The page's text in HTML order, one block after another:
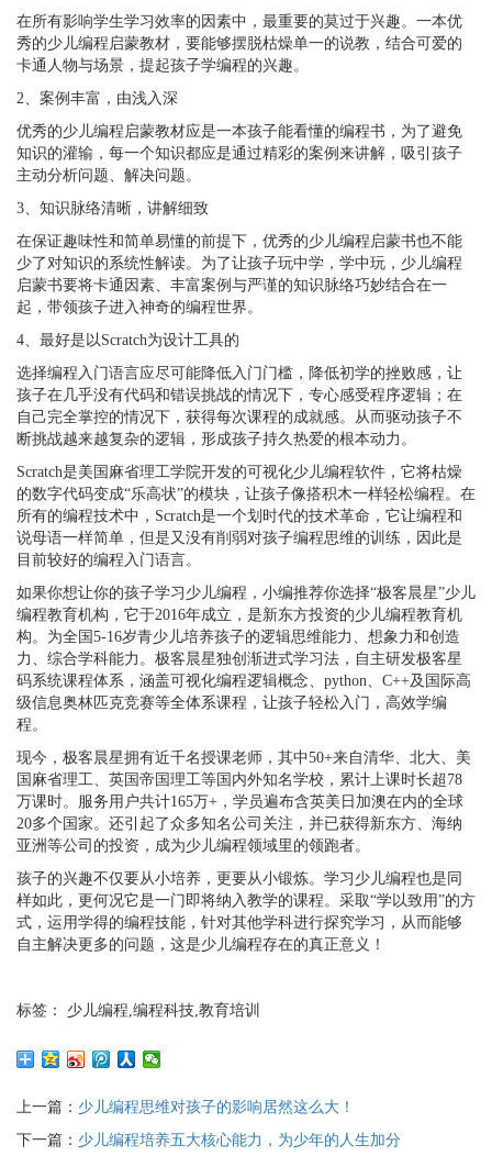
在所有影响学生学习效率的因素中，最重要的莫过于兴趣。一本优
秀的少儿编程启蒙教材，要能够摆脱枯燥单一的说教，结合可爱的
卡通人物与场景，提起孩子学编程的兴趣。
2、案例丰富，由浅入深
优秀的少儿编程启蒙教材应是一本孩子能看懂的编程书，为了避免
知识的灌输，每一个知识都应是通过精彩的案例来讲解，吸引孩子
主动分析问题、解决问题。
3、知识脉络清晰，讲解细致
在保证趣味性和简单易懂的前提下，优秀的少儿编程启蒙书也不能
少了对知识的系统性解读。为了让孩子玩中学，学中玩，少儿编程
启蒙书要将卡通因素、丰富案例与严谨的知识脉络巧妙结合在一
起，带领孩子进入神奇的编程世界。
4、最好是以Scratch为设计工具的
选择编程入门语言应尽可能降低入门门槛，降低初学的挫败感，让
孩子在几乎没有代码和错误挑战的情况下，专心感受程序逻辑；在
自己完全掌控的情况下，获得每次课程的成就感。从而驱动孩子不
断挑战越来越复杂的逻辑，形成孩子持久热爱的根本动力。
Scratch是美国麻省理工学院开发的可视化少儿编程软件，它将枯燥
的数字代码变成“乐高状”的模块，让孩子像搭积木一样轻松编程。在
所有的编程技术中，Scratch是一个划时代的技术革命，它让编程和
说母语一样简单，但是又没有削弱对孩子编程思维的训练，因此是
目前较好的编程入门语言。
如果你想让你的孩子学习少儿编程，小编推荐你选择“极客晨星”少儿
编程教育机构，它于2016年成立，是新东方投资的少儿编程教育机
构。为全国5-16岁青少儿培养孩子的逻辑思维能力、想象力和创造
力、综合学科能力。极客晨星独创渐进式学习法，自主研发极客星
码系统课程体系，涵盖可视化编程逻辑概念、python、C++及国际高
级信息奥林匹克竞赛等全体系课程，让孩子轻松入门，高效学编
程。
现今，极客晨星拥有近千名授课老师，其中50+来自清华、北大、美
国麻省理工、英国帝国理工等国内外知名学校，累计上课时长超78
万课时。服务用户共计165万+，学员遍布含英美日加澳在内的全球
20多个国家。还引起了众多知名公司关注，并已获得新东方、海纳
亚洲等公司的投资，成为少儿编程领域里的领跑者。
孩子的兴趣不仅要从小培养，更要从小锻炼。学习少儿编程也是同
样如此，更何况它是一门即将纳入教学的课程。采取“学以致用”的方
式，运用学得的编程技能，针对其他学科进行探究学习，从而能够
自主解决更多的问题，这是少儿编程存在的真正意义！
标签： 少儿编程,编程科技,教育培训
上一篇： 少儿编程思维对孩子的影响居然这么大！
下一篇： 少儿编程培养五大核心能力，为少年的人生加分